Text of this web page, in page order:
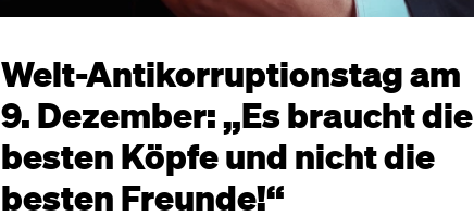
Welt-Antikorruptionstag am
9. Dezember: „Es braucht die
besten Köpfe und nicht die
besten Freunde!“